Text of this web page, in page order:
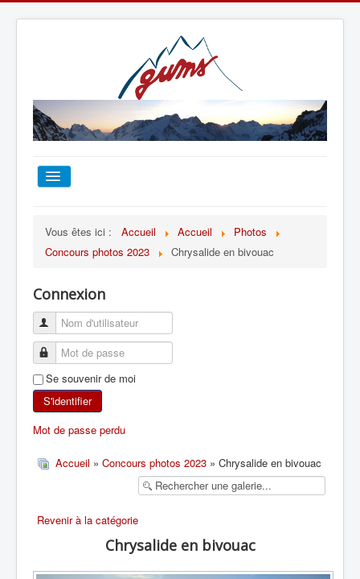
TOUT SUR LE GUMS
ESCALADE
ALPINISME
SKI DE RANDONNÉE
RANDONNÉE SPORTIVE
Vous êtes ici : Accueil Accueil
Photos
Concours photos 2023
Chrysalide en bivouac
Connexion
Se souvenir de moi
S'identifier
Mot de passe perdu
Accueil » Concours photos 2023 » Chrysalide en bivouac
Revenir à la catégorie
Chrysalide en bivouac